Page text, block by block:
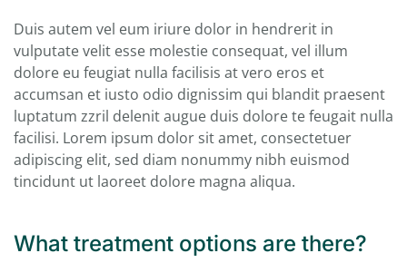
Duis autem vel eum iriure dolor in hendrerit in
vulputate velit esse molestie consequat, vel illum
dolore eu feugiat nulla facilisis at vero eros et
accumsan et iusto odio dignissim qui blandit praesent
luptatum zzril delenit augue duis dolore te feugait nulla
facilisi. Lorem ipsum dolor sit amet, consectetuer
adipiscing elit, sed diam nonummy nibh euismod
tincidunt ut laoreet dolore magna aliqua.
What treatment options are there?